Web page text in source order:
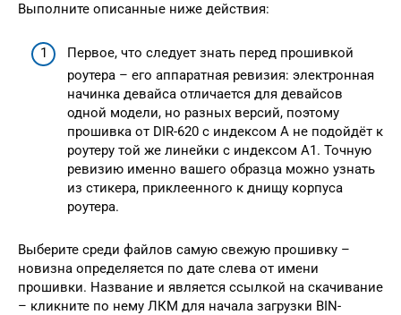
Выполните описанные ниже действия:
Первое, что следует знать перед прошивкой
роутера – его аппаратная ревизия: электронная
начинка девайса отличается для девайсов
одной модели, но разных версий, поэтому
прошивка от DIR-620 с индексом A не подойдёт к
роутеру той же линейки с индексом A1. Точную
ревизию именно вашего образца можно узнать
из стикера, приклеенного к днищу корпуса
роутера.
Выберите среди файлов самую свежую прошивку –
новизна определяется по дате слева от имени
прошивки. Название и является ссылкой на скачивание
– кликните по нему ЛКМ для начала загрузки BIN-